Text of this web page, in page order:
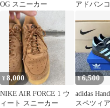
OG スニーカー
アドバン
¥8,000
NIKE AIR FORCE 1 ウ
ィート スニーカー
¥6,500
adidas
スペツィ